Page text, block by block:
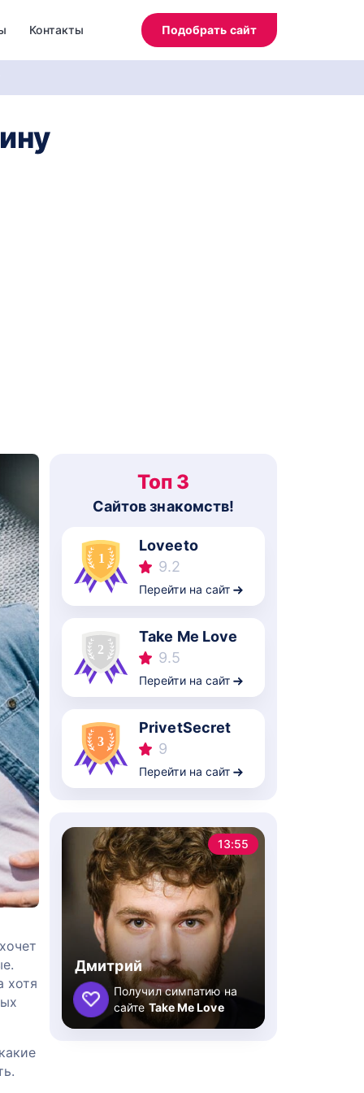
Контакты Подобрать сайт
хотя
Топ 3
Cайтов знакомств!
Loveeto
9.2
Перейти на сайт
Take Me Love
9.5
Перейти на сайт
PrivetSecret
9
Перейти на сайт
13:55
Дмитрий
Получил симпатию на
сайтеTake Me Love